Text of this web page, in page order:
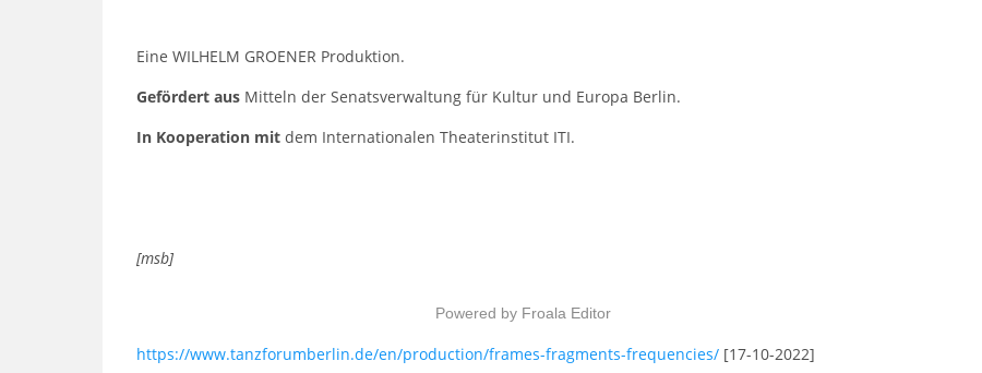
Eine WILHELM GROENER Produktion.
Gefördert aus Mitteln der Senatsverwaltung für Kultur und Europa Berlin.
In Kooperation mit dem Internationalen Theaterinstitut ITI.
[msb]
Powered by Froala Editor
https://www.tanzforumberlin.de/en/production/frames-fragments-frequencies/ [17-10-2022]